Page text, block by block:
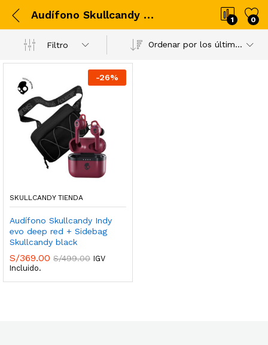
Audífono Skullcandy Indy evo deep red + Sidebag Skullcandy black 1 0
Filtro Ordenar por los últimos
-26%
SKULLCANDY TIENDA
Audífono Skullcandy Indy
evo deep red + Sidebag
Skullcandy black
S/369.00 S/499.00 IGV
Incluido.